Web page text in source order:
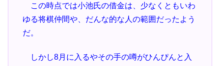
この時点では小池氏の借金は、少なくともいわ
ゆる将棋仲間や、だんな的な人の範囲だったよう
だ。
しかし8月に入るやその手の噂がひんぴんと入